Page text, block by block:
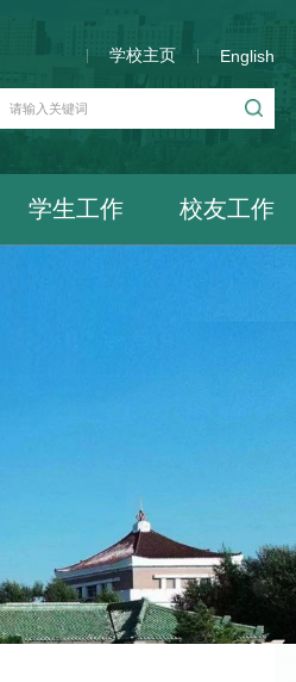
学校主页 English
学生工作 校友工作